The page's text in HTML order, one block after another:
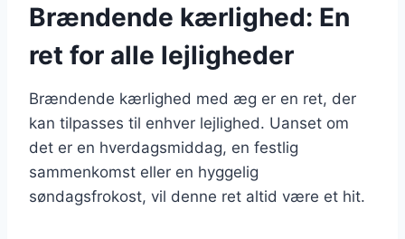
Brændende kærlighed: En
ret for alle lejligheder
Brændende kærlighed med æg er en ret, der
kan tilpasses til enhver lejlighed. Uanset om
det er en hverdagsmiddag, en festlig
sammenkomst eller en hyggelig
søndagsfrokost, vil denne ret altid være et hit.